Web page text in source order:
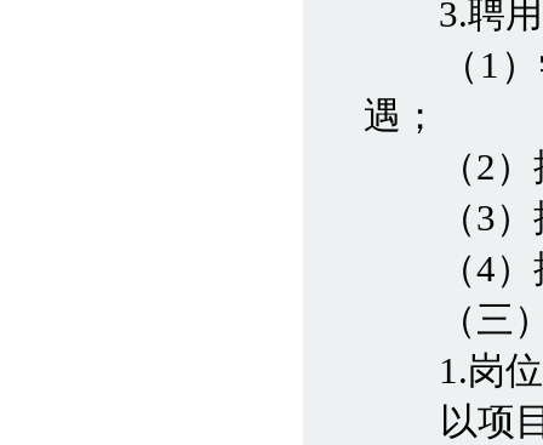
3.聘用
（1）学
遇；
（2）按
（3）提
（4）提
（三）
1.岗位
以项目